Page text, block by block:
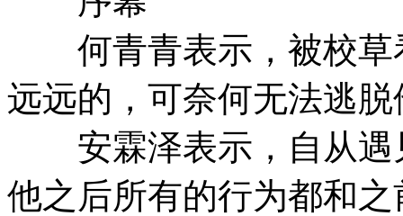
何青青表示，被校草
远远的，可奈何无法逃
安霖泽表示，自从遇
他之后所有的行为都和